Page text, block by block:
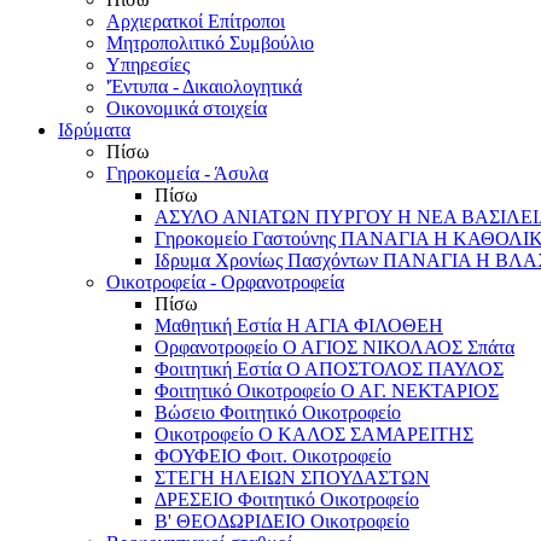
Αρχιερατκοί Επίτροποι
Μητροπολιτικό Συμβούλιο
Υπηρεσίες
'Έντυπα - Δικαιολογητικά
Οικονομικά στοιχεία
Ιδρύματα
Πίσω
Γηροκομεία - Άσυλα
Πίσω
ΑΣΥΛΟ ΑΝΙΑΤΩΝ ΠΥΡΓΟΥ Η ΝΕΑ
Γηροκομείο Γαστούνης ΠΑΝΑΓΙΑ Η
Ιδρυμα Χρονίως Πασχόντων ΠΑΝΑΓΙΑ Η
Οικοτροφεία - Ορφανοτροφεία
Πίσω
Μαθητική Εστία Η ΑΓΙΑ ΦΙΛΟΘΕΗ
Ορφανοτροφείο Ο ΑΓΙΟΣ ΝΙΚΟΛΑΟΣ Σπάτα
Φοιτητική Εστία Ο ΑΠΟΣΤΟΛΟΣ ΠΑΥΛΟΣ
Φοιτητικό Οικοτροφείο Ο ΑΓ. ΝΕΚΤΑΡΙΟΣ
Βώσειο Φοιτητικό Οικοτροφείο
Οικοτροφείο Ο ΚΑΛΟΣ ΣΑΜΑΡΕΙΤΗΣ
ΦΟΥΦΕΙΟ Φοιτ. Οικοτροφείο
ΣΤΕΓΗ ΗΛΕΙΩΝ ΣΠΟΥΔΑΣΤΩΝ
ΔΡΕΣΕΙΟ Φοιτητικό Οικοτροφείο
Β' ΘΕΟΔΩΡΙΔΕΙΟ Οικοτροφείο